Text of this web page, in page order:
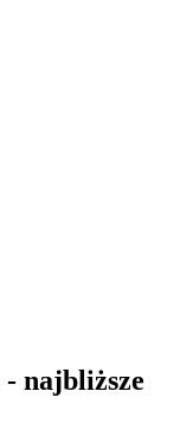
- najbliższe